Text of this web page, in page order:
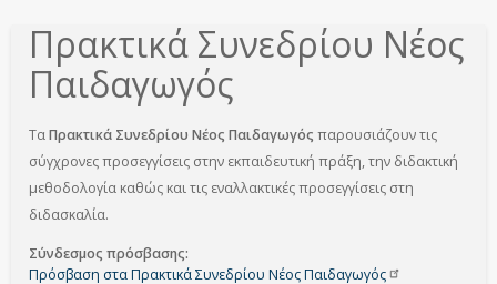
Πρακτικά Συνεδρίου Νέος
Παιδαγωγός
ΤαΠρακτικά Συνεδρίου Νέος Παιδαγωγός παρουσιάζουν τις
σύγχρονες προσεγγίσεις στην εκπαιδευτική πράξη, την διδακτική
μεθοδολογία καθώς και τις εναλλακτικές προσεγγίσεις στη
διδασκαλία.
Σύνδεσμος πρόσβασης
Πρόσβαση στα Πρακτικά Συνεδρίου ΝέοςΠαιδαγωγός